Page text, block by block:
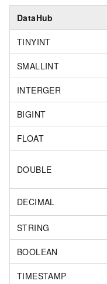
DataHub
TINYINT
SMALLINT
INTERGER
BIGINT
FLOAT
DOUBLE
DECIMAL
STRING
BOOLEAN
TIMESTAMP